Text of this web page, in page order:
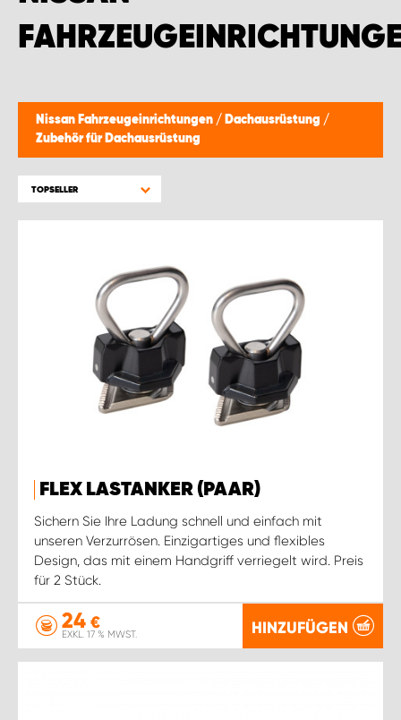
Nissan Fahrzeugeinrichtungen / Dachausrüstung /
Zubehör für Dachausrüstung
TOPSELLER
FLEX LASTANKER (PAAR)
Sichern Sie Ihre Ladung schnell und einfach mit
unseren Verzurrösen. Einzigartiges und flexibles
Design, das mit einem Handgriff verriegelt wird. Preis
für 2 Stück.
24 €
EXKL. 17 % MWST. HINZUFÜGEN